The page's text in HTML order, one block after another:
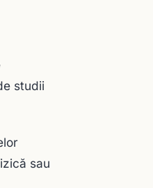
studii
sau